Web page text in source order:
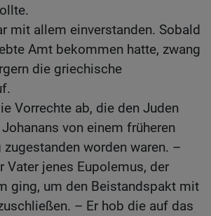
mit allem einverstanden. Sobald
Amt bekommen hatte, zwang
die griechische
Vorrechte ab, die den Juden
von einem früheren
worden waren. –
Vater jenes Eupolemus, der
ging, um den Beistandspakt mit
– Er hob die auf das